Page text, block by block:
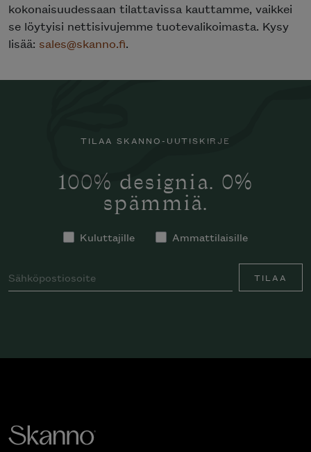
kokonaisuudessaan tilattavissa kauttamme, vaikkei
se löytyisi nettisivujemme tuotevalikoimasta. Kysy
lisää: sales@skanno.fi.
TILAA SKANNO-UUTISKIRJE
100% designia. 0%
spämmiä.
Kuluttajille Ammattilaisille
TILAA